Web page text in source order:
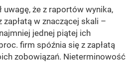
uwagę, że z raportów wynika,
w znaczącej skali –
jednej piątej ich
firm spóźnia się z zapłatą
zobowiązań. Nieterminowość